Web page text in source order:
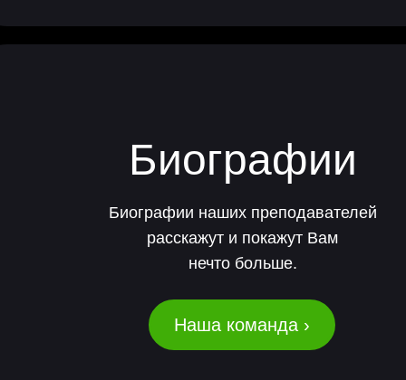
Наша команда ›
Биографии наших преподавателей
расскажут и покажут Вам
нечто больше.
Биографии